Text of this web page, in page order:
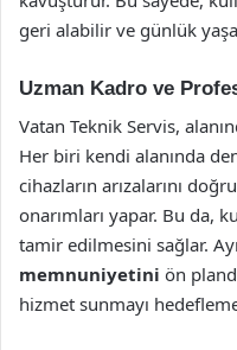
geri alabilir ve günlük
Uzman Kadro ve
Vatan Teknik Servis,
Her biri kendi alanında
cihazların arızalarını
onarımları yapar. Bu da,
tamir edilmesini sağlar.
memnuniyetini ön
hizmet sunmayı